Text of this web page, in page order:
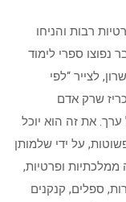
רבות והניחו
מחקר ענפה. עד לסוף המאה ה-16′ כבר נפוצו ספרי לימוד
לצייר “לפי
1636) הכריז שרק אדם
את זה הוא יוכל
על ידי שלמותן
ופרטיות,
ספלים, קנקנים